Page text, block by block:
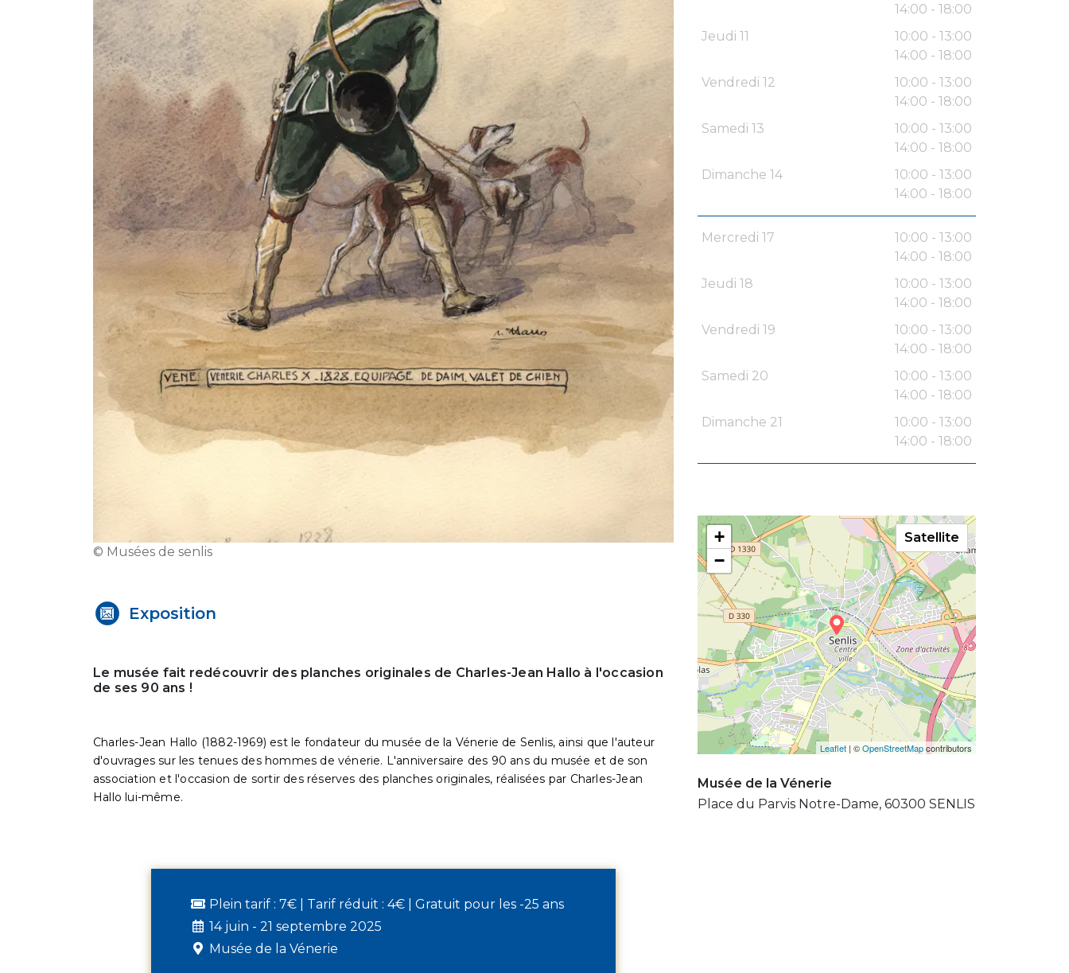
14:00 - 18:00
Jeudi 11
10:00 - 13:00
14:00 - 18:00
Vendredi 12
10:00 - 13:00
14:00 - 18:00
Samedi 13
10:00 - 13:00
14:00 - 18:00
Dimanche 14
10:00 - 13:00
14:00 - 18:00
Mercredi 17
10:00 - 13:00
14:00 - 18:00
Jeudi 18
10:00 - 13:00
14:00 - 18:00
Vendredi 19
10:00 - 13:00
14:00 - 18:00
Samedi 20
10:00 - 13:00
14:00 - 18:00
Dimanche 21
10:00 - 13:00
14:00 - 18:00
+
−
Leaflet | ©OpenStreetMapcontributors
Satellite
Musée de la Vénerie
Place du Parvis Notre-Dame, 60300 SENLIS
© Musées de senlis
Exposition
Le musée fait redécouvrir des planches originales de Charles-Jean Hallo à l'occasion
de ses 90 ans !
Charles-Jean Hallo (1882-1969) est le fondateur du musée de la Vénerie de Senlis, ainsi que l'auteur
d'ouvrages sur les tenues des hommes de vénerie. L'anniversaire des 90 ans du musée et de son
association et l'occasion de sortir des réserves des planches originales, réalisées par Charles-Jean
Hallo lui-même.
Plein tarif : 7€ | Tarif réduit : 4€ | Gratuit pour les -25 ans
14 juin - 21 septembre 2025
Musée de la Vénerie